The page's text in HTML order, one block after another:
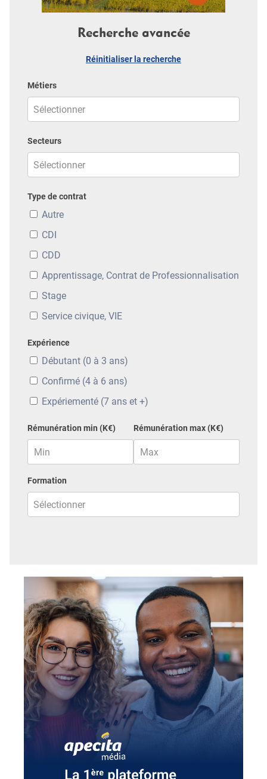
Recherche avancée
Réinitialiser la recherche
Métiers
Secteurs
Type de contrat
Autre
CDI
CDD
Apprentissage, Contrat de Professionnalisation
Stage
Service civique, VIE
Expérience
Débutant (0 à 3 ans)
Confirmé (4 à 6 ans)
Expériementé (7 ans et +)
Rémunération min (K€) Rémunération max (K€)
Formation